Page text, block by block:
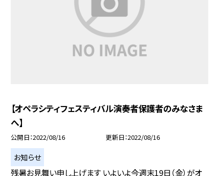
【オペラシティフェスティバル演奏者保護者のみなさま
へ】
公開日 2022/08/16 更新日 2022/08/16
お知らせ
残暑お見舞い申し上げます いよいよ今週末19日（金）がオ